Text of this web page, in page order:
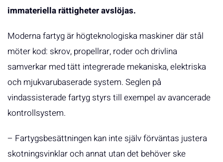
immateriella rättigheter avslöjas.
Moderna fartyg är högteknologiska maskiner där stål
möter kod: skrov, propellrar, roder och drivlina
samverkar med tätt integrerade mekaniska, elektriska
och mjukvarubaserade system. Seglen på
vindassisterade fartyg styrs till exempel av avancerade
kontrollsystem.
– Fartygsbesättningen kan inte själv förväntas justera
skotningsvinklar och annat utan det behöver ske